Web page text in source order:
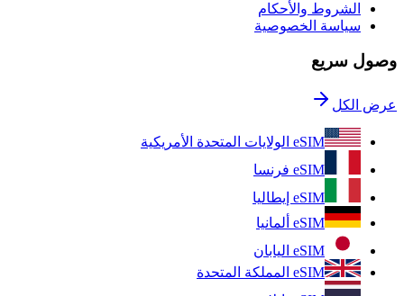
الشروط والأحكام
سياسة الخصوصية
وصول سريع
عرض الكل
eSIM الولايات المتحدة الأمريكية
eSIM فرنسا
eSIM إيطاليا
eSIM ألمانيا
eSIM اليابان
eSIM المملكة المتحدة